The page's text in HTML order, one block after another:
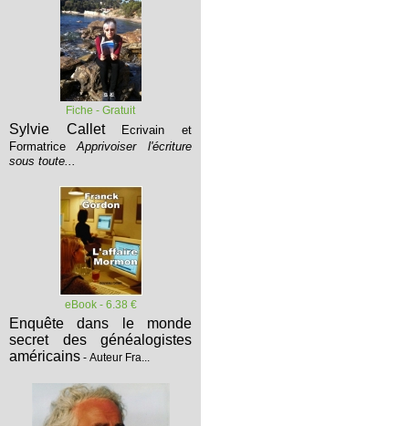
Fiche - Gratuit
Sylvie Callet
Ecrivain et
Formatrice
Apprivoiser l'écriture
sous toute...
eBook - 6.38 €
Enquête dans le monde
secret des généalogistes
américains - Auteur Fra...